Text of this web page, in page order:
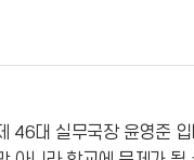
46대 실무국장 윤영준